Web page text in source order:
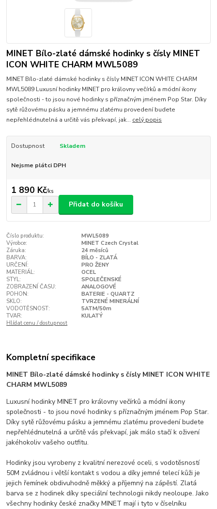
MINET Bílo-zlaté dámské hodinky s čísly MINET
ICON WHITE CHARM MWL5089
MINET Bílo-zlaté dámské hodinky s čísly MINET ICON WHITE CHARM
MWL5089 Luxusní hodinky MINET pro královny večírků a módní ikony
společnosti - to jsou nové hodinky s příznačným jménem Pop Star. Díky
sytě růžovému pásku a jemnému zlatému provedení budete
nepřehlédnutelná a určitě vás překvapí, jak... celý popis
Dostupnost Skladem
Nejsme plátci DPH
1 890 Kč/ks
Přidat do košíku
Číslo produktu:
MWL5089
Výrobce:
MINET Czech Crystal
Záruka:
24 měsíců
BARVA:
BÍLO - ZLATÁ
URČENÍ:
PRO ŽENY
MATERIÁL:
OCEL
STYL:
SPOLEČENSKÉ
ZOBRAZENÍ ČASU:
ANALOGOVÉ
POHON:
BATERIE - QUARTZ
SKLO:
TVRZENÉ MINERÁLNÍ
VODOTĚSNOST:
5ATM/50m
TVAR:
KULATÝ
Hlídat cenu / dostupnost
Kompletní specifikace
MINET Bílo-zlaté dámské hodinky s čísly MINET ICON WHITE
CHARM MWL5089
Luxusní hodinky MINET pro královny večírků a módní ikony
společnosti - to jsou nové hodinky s příznačným jménem Pop Star.
Díky sytě růžovému pásku a jemnému zlatému provedení budete
nepřehlédnutelná a určitě vás překvapí, jak málo stačí k oživení
jakéhokoliv vašeho outfitu.
Hodinky jsou vyrobeny z kvalitní nerezové oceli, s vodotěsností
50M zvládnou i větší kontakt s vodou a díky jemné telecí kůži je
jejich řemínek obdivuhodně měkký a příjemný na zápěstí. Zlatá
barva se z hodinek díky speciální technologii nikdy neoloupe. Jako
všechny hodinky české značky MINET mají i tyto v číselníku